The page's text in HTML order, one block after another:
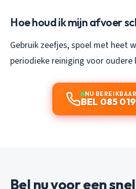
Hoe houd ik mijn afvoer
Gebruik zeefjes, spoel met heet
periodieke reiniging voor oudere
NU BEREIKBAAR
BEL 085
Bel nu voor een